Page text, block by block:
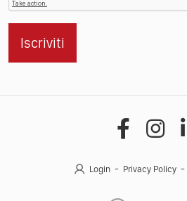
Iscriviti
Login Privacy Policy